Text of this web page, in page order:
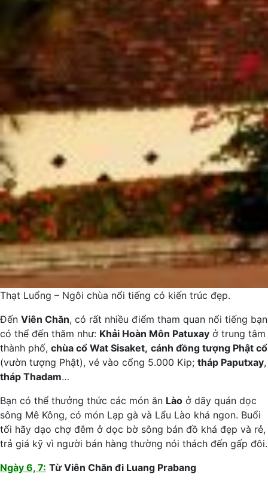
Thạt Luổng – Ngôi chùa nổi tiếng có kiến trúc đẹp.
Đến Viên Chăn, có rất nhiều điểm tham quan nổi tiếng bạn
có thể đến thăm như: Khải Hoàn Môn Patuxay ở trung tâm
thành phố, chùa cổ Wat Sisaket, cánh đồng tượng Phật cổ
(vườn tượng Phật), vé vào cổng 5.000 Kip; tháp Paputxay,
tháp Thadam…
Bạn có thể thưởng thức các món ăn Lào ở dãy quán dọc
sông Mê Kông, có món Lạp gà và Lẩu Lào khá ngon. Buổi
tối hãy dạo chợ đêm ở dọc bờ sông bán đồ khá đẹp và rẻ,
trả giá kỹ vì người bán hàng thường nói thách đến gấp đôi.
Ngày 6, 7: Từ Viên Chăn đi Luang Prabang